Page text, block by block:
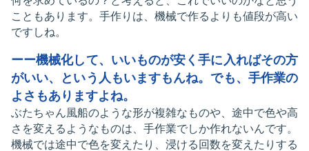
こともあります。手作りは、機械で作るよりも値段が高い
ですしね。
ーー機械化して、いいものが安く手に入ればその方
がいい、という人もいますもんね。でも、手作業の
よさもありますよね。
ぶたちゃん風船のような形が複雑なものや、途中で色や高
さを変えるようなものは、手作業でしか作れないんです。
機械では途中で色を変えたり、浸ける回数を変えたりする